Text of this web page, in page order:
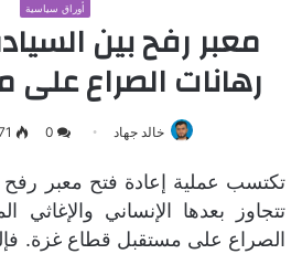
أوراق سياسية
معبر رفح بين
رهانات الصراع
خالد جهاد 0
تكتسب عملية إعادة فتح معبر رفح
تتجاوز بعدها الإنساني والإغاثي
الصراع على مستقبل قطاع غزة.